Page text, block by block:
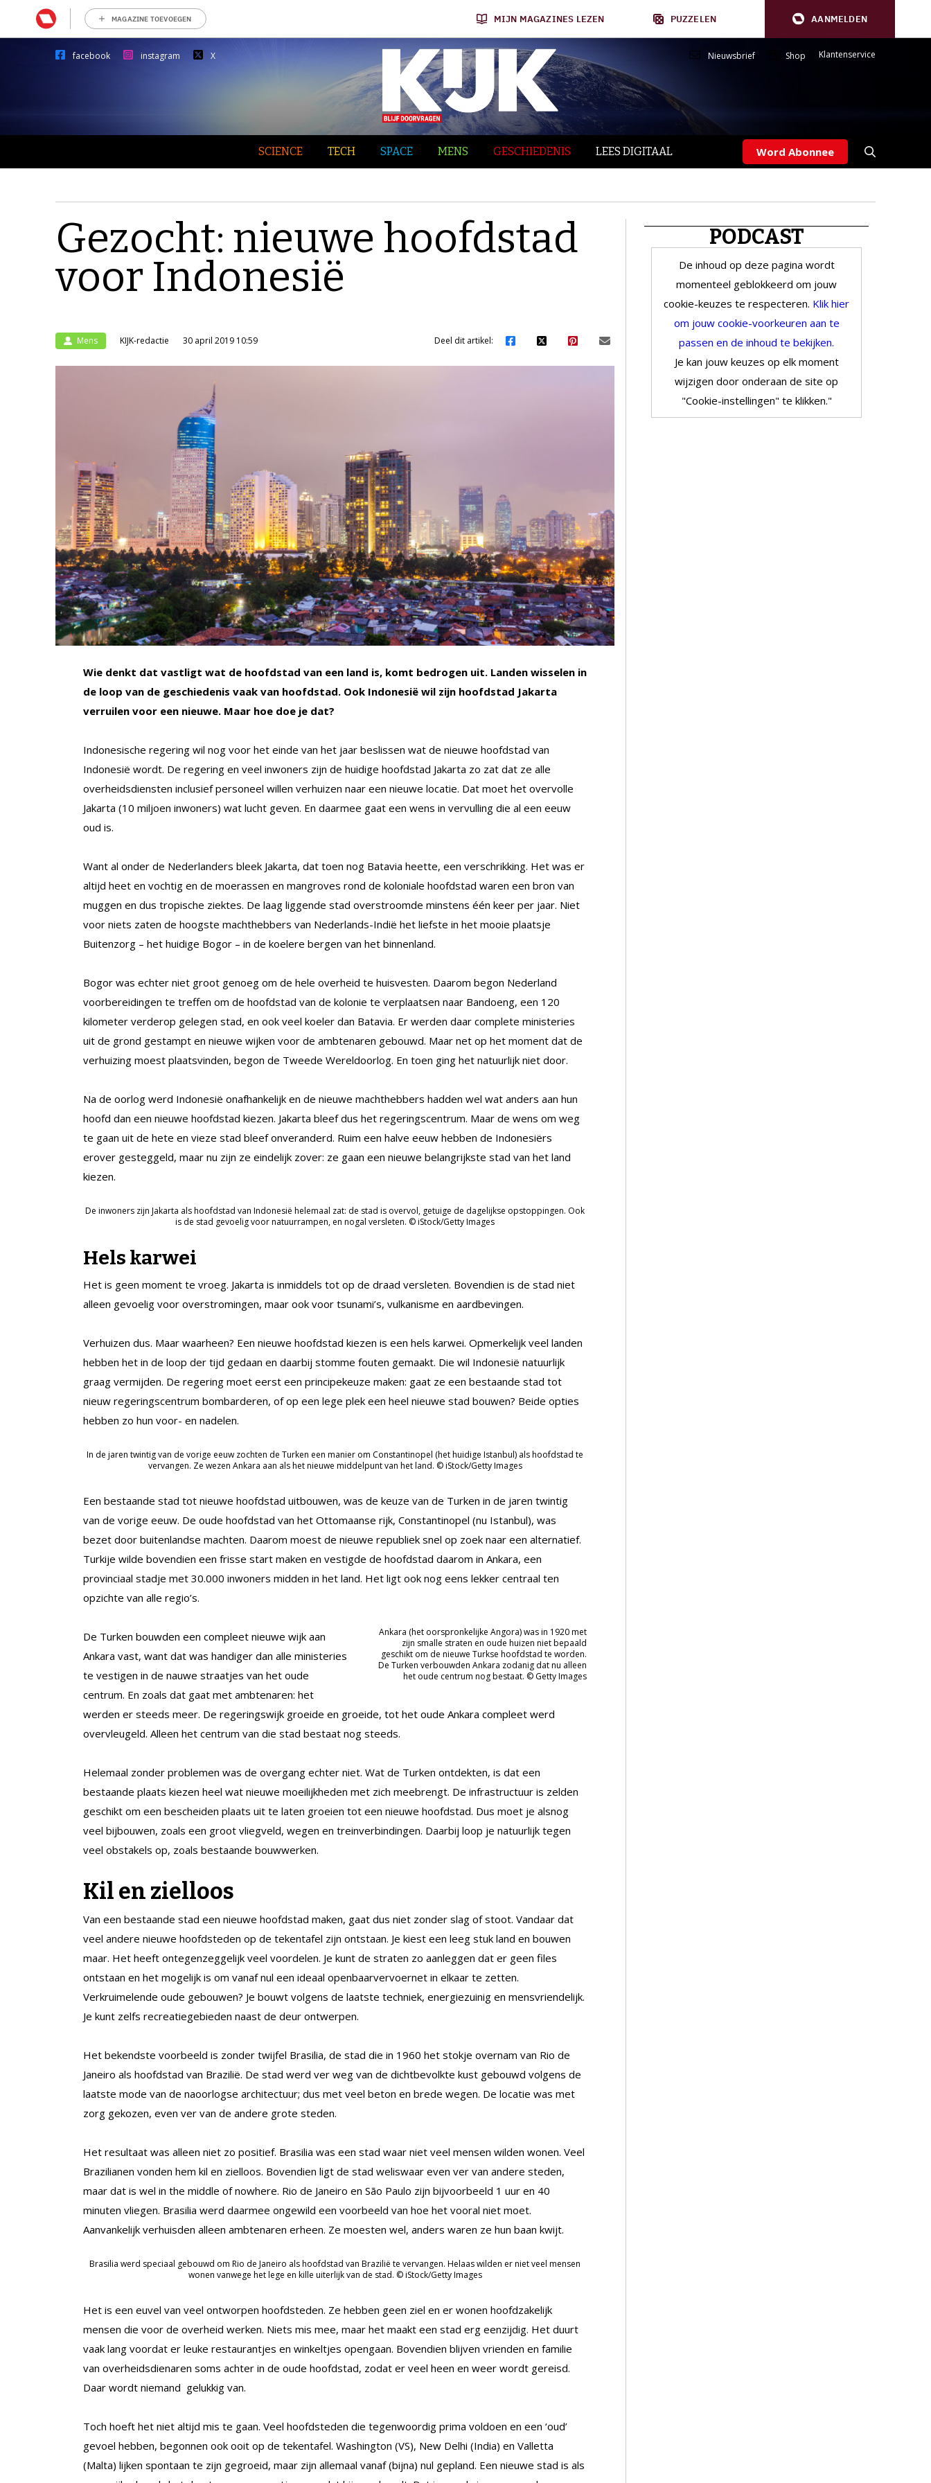
MAGAZINE TOEVOEGEN MIJN MAGAZINES LEZEN PUZZELEN AANMELDEN
facebook instagram X Nieuwsbrief Shop Klantenservice
SCIENCE TECH SPACE MENS GESCHIEDENIS LEES DIGITAAL Word Abonnee
Gezocht: nieuwe hoofdstad
voor Indonesië
Mens KIJK-redactie 30 april 2019 10:59 Deel dit artikel:
Wie denkt dat vastligt wat de hoofdstad van een land is, komt bedrogen uit. Landen wisselen in
de loop van de geschiedenis vaak van hoofdstad. Ook Indonesië wil zijn hoofdstad Jakarta
verruilen voor een nieuwe. Maar hoe doe je dat?
Indonesische regering wil nog voor het einde van het jaar beslissen wat de nieuwe hoofdstad van
Indonesië wordt. De regering en veel inwoners zijn de huidige hoofdstad Jakarta zo zat dat ze alle
overheidsdiensten inclusief personeel willen verhuizen naar een nieuwe locatie. Dat moet het overvolle
Jakarta (10 miljoen inwoners) wat lucht geven. En daarmee gaat een wens in vervulling die al een eeuw
oud is.
Want al onder de Nederlanders bleek Jakarta, dat toen nog Batavia heette, een verschrikking. Het was er
altijd heet en vochtig en de moerassen en mangroves rond de koloniale hoofdstad waren een bron van
muggen en dus tropische ziektes. De laag liggende stad overstroomde minstens één keer per jaar. Niet
voor niets zaten de hoogste machthebbers van Nederlands-Indië het liefste in het mooie plaatsje
Buitenzorg – het huidige Bogor – in de koelere bergen van het binnenland.
Bogor was echter niet groot genoeg om de hele overheid te huisvesten. Daarom begon Nederland
voorbereidingen te treffen om de hoofdstad van de kolonie te verplaatsen naar Bandoeng, een 120
kilometer verderop gelegen stad, en ook veel koeler dan Batavia. Er werden daar complete ministeries
uit de grond gestampt en nieuwe wijken voor de ambtenaren gebouwd. Maar net op het moment dat de
verhuizing moest plaatsvinden, begon de Tweede Wereldoorlog. En toen ging het natuurlijk niet door.
Na de oorlog werd Indonesië onafhankelijk en de nieuwe machthebbers hadden wel wat anders aan hun
hoofd dan een nieuwe hoofdstad kiezen. Jakarta bleef dus het regeringscentrum. Maar de wens om weg
te gaan uit de hete en vieze stad bleef onveranderd. Ruim een halve eeuw hebben de Indonesiërs
erover gesteggeld, maar nu zijn ze eindelijk zover: ze gaan een nieuwe belangrijkste stad van het land
kiezen.
De inwoners zijn Jakarta als hoofdstad van Indonesië helemaal zat: de stad is overvol, getuige de dagelijkse opstoppingen. Ook
is de stad gevoelig voor natuurrampen, en nogal versleten. © iStock/Getty Images
Hels karwei
Het is geen moment te vroeg. Jakarta is inmiddels tot op de draad versleten. Bovendien is de stad niet
alleen gevoelig voor overstromingen, maar ook voor tsunami’s, vulkanisme en aardbevingen.
Verhuizen dus. Maar waarheen? Een nieuwe hoofdstad kiezen is een hels karwei. Opmerkelijk veel landen
hebben het in de loop der tijd gedaan en daarbij stomme fouten gemaakt. Die wil Indonesië natuurlijk
graag vermijden. De regering moet eerst een principekeuze maken: gaat ze een bestaande stad tot
nieuw regeringscentrum bombarderen, of op een lege plek een heel nieuwe stad bouwen? Beide opties
hebben zo hun voor- en nadelen.
In de jaren twintig van de vorige eeuw zochten de Turken een manier om Constantinopel (het huidige Istanbul) als hoofdstad te
vervangen. Ze wezen Ankara aan als het nieuwe middelpunt van het land. © iStock/Getty Images
Een bestaande stad tot nieuwe hoofdstad uitbouwen, was de keuze van de Turken in de jaren twintig
van de vorige eeuw. De oude hoofdstad van het Ottomaanse rijk, Constantinopel (nu Istanbul), was
bezet door buitenlandse machten. Daarom moest de nieuwe republiek snel op zoek naar een alternatief.
Turkije wilde bovendien een frisse start maken en vestigde de hoofdstad daarom in Ankara, een
provinciaal stadje met 30.000 inwoners midden in het land. Het ligt ook nog eens lekker centraal ten
opzichte van alle regio’s.
Ankara (het oorspronkelijke Angora) was in 1920 met
zijn smalle straten en oude huizen niet bepaald
geschikt om de nieuwe Turkse hoofdstad te worden.
De Turken verbouwden Ankara zodanig dat nu alleen
het oude centrum nog bestaat. © Getty Images
De Turken bouwden een compleet nieuwe wijk aan
Ankara vast, want dat was handiger dan alle ministeries
te vestigen in de nauwe straatjes van het oude
centrum. En zoals dat gaat met ambtenaren: het
werden er steeds meer. De regeringswijk groeide en groeide, tot het oude Ankara compleet werd
overvleugeld. Alleen het centrum van die stad bestaat nog steeds.
Helemaal zonder problemen was de overgang echter niet. Wat de Turken ontdekten, is dat een
bestaande plaats kiezen heel wat nieuwe moeilijkheden met zich meebrengt. De infrastructuur is zelden
geschikt om een bescheiden plaats uit te laten groeien tot een nieuwe hoofdstad. Dus moet je alsnog
veel bijbouwen, zoals een groot vliegveld, wegen en treinverbindingen. Daarbij loop je natuurlijk tegen
veel obstakels op, zoals bestaande bouwwerken.
Kil en zielloos
Van een bestaande stad een nieuwe hoofdstad maken, gaat dus niet zonder slag of stoot. Vandaar dat
veel andere nieuwe hoofdsteden op de tekentafel zijn ontstaan. Je kiest een leeg stuk land en bouwen
maar. Het heeft ontegenzeggelijk veel voordelen. Je kunt de straten zo aanleggen dat er geen files
ontstaan en het mogelijk is om vanaf nul een ideaal openbaarvervoernet in elkaar te zetten.
Verkruimelende oude gebouwen? Je bouwt volgens de laatste techniek, energiezuinig en mensvriendelijk.
Je kunt zelfs recreatiegebieden naast de deur ontwerpen.
Het bekendste voorbeeld is zonder twijfel Brasilia, de stad die in 1960 het stokje overnam van Rio de
Janeiro als hoofdstad van Brazilië. De stad werd ver weg van de dichtbevolkte kust gebouwd volgens de
laatste mode van de naoorlogse architectuur; dus met veel beton en brede wegen. De locatie was met
zorg gekozen, even ver van de andere grote steden.
Het resultaat was alleen niet zo positief. Brasilia was een stad waar niet veel mensen wilden wonen. Veel
Brazilianen vonden hem kil en zielloos. Bovendien ligt de stad weliswaar even ver van andere steden,
maar dat is wel in the middle of nowhere. Rio de Janeiro en São Paulo zijn bijvoorbeeld 1 uur en 40
minuten vliegen. Brasilia werd daarmee ongewild een voorbeeld van hoe het vooral niet moet.
Aanvankelijk verhuisden alleen ambtenaren erheen. Ze moesten wel, anders waren ze hun baan kwijt.
Brasilia werd speciaal gebouwd om Rio de Janeiro als hoofdstad van Brazilië te vervangen. Helaas wilden er niet veel mensen
wonen vanwege het lege en kille uiterlijk van de stad. © iStock/Getty Images
Het is een euvel van veel ontworpen hoofdsteden. Ze hebben geen ziel en er wonen hoofdzakelijk
mensen die voor de overheid werken. Niets mis mee, maar het maakt een stad erg eenzijdig. Het duurt
vaak lang voordat er leuke restaurantjes en winkeltjes opengaan. Bovendien blijven vrienden en familie
van overheidsdienaren soms achter in de oude hoofdstad, zodat er veel heen en weer wordt gereisd.
Daar wordt niemand gelukkig van.
Toch hoeft het niet altijd mis te gaan. Veel hoofdsteden die tegenwoordig prima voldoen en een ‘oud’
gevoel hebben, begonnen ook ooit op de tekentafel. Washington (VS), New Delhi (India) en Valletta
(Malta) lijken spontaan te zijn gegroeid, maar zijn allemaal vanaf (bijna) nul gepland. Een nieuwe stad is als
PODCAST
De inhoud op deze pagina wordt
momenteel geblokkeerd om jouw
cookie-keuzes te respecteren. Klik hier
om jouw cookie-voorkeuren aan te
passen en de inhoud te bekijken.
Je kan jouw keuzes op elk moment
wijzigen door onderaan de site op
"Cookie-instellingen" te klikken."